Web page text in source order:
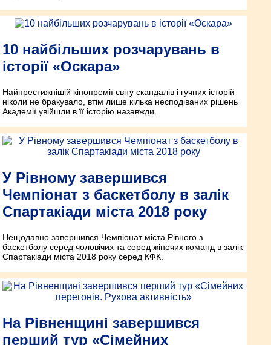
10 найбільших розчарувань в
історії «Оскара»
Найпрестижнішій кінопремії світу скандалів і гучних історій
ніколи не бракувало, втім лише кілька несподіваних рішень
Академії увійшли в її історію назавжди.
У Рівному завершився
Чемпіонат з баскетболу в залік
Спартакіади міста 2018 року
Нещодавно завершився Чемпіонат міста Рівного з
баскетболу серед чоловічих та серед жіночих команд в залік
Спартакіади міста 2018 року серед КФК.
На Рівненщині завершився
перший тур «Сімейних